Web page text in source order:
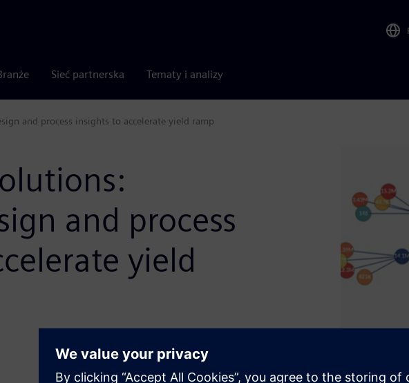
Sieć partnerska Tematy i analizy
and process insights to accelerate yield ramp
and process
yield